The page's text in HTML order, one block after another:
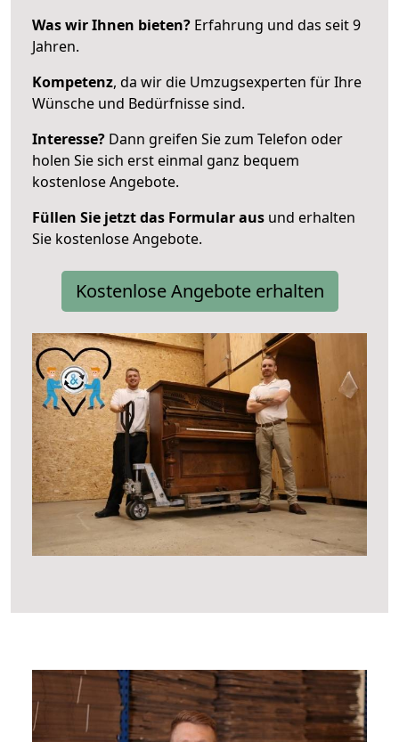
Was wir Ihnen bieten? Erfahrung und das seit 9
Jahren.
Kompetenz, da wir die Umzugsexperten für Ihre
Wünsche und Bedürfnisse sind.
Interesse? Dann greifen Sie zum Telefon oder
holen Sie sich erst einmal ganz bequem
kostenlose Angebote.
Füllen Sie jetzt das Formular aus und erhalten
Sie kostenlose Angebote.
Kostenlose Angebote erhalten